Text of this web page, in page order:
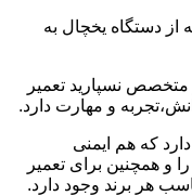
دستگاه یخچال به
متخصص نسپارید تعمیر
و مهارت دارد.
که هم ایمنی
و همچنین برای تعمیر
هر برند وجود دارد.